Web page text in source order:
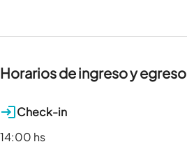
Horarios de ingreso y egreso
Check-in
14:00 hs